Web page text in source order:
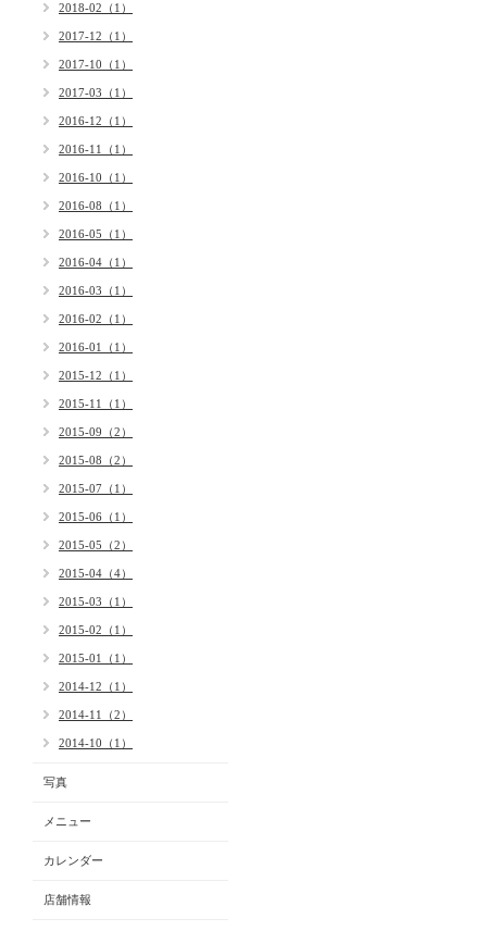
2018-02（1）
2017-12（1）
2017-10（1）
2017-03（1）
2016-12（1）
2016-11（1）
2016-10（1）
2016-08（1）
2016-05（1）
2016-04（1）
2016-03（1）
2016-02（1）
2016-01（1）
2015-12（1）
2015-11（1）
2015-09（2）
2015-08（2）
2015-07（1）
2015-06（1）
2015-05（2）
2015-04（4）
2015-03（1）
2015-02（1）
2015-01（1）
2014-12（1）
2014-11（2）
2014-10（1）
写真
メニュー
カレンダー
店舗情報